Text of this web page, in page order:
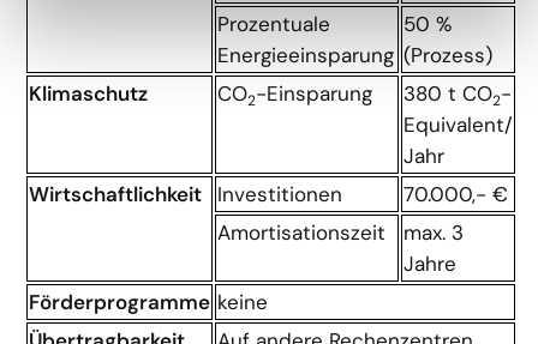
Prozentuale
Energieeinsparung
50 %
(Prozess)
Klimaschutz
CO2-Einsparung 380 t CO2-
Equivalent/
Jahr
Wirtschaftlichkeit
Investitionen
70.000,- €
Amortisationszeit
max. 3
Jahre
Förderprogramme keine